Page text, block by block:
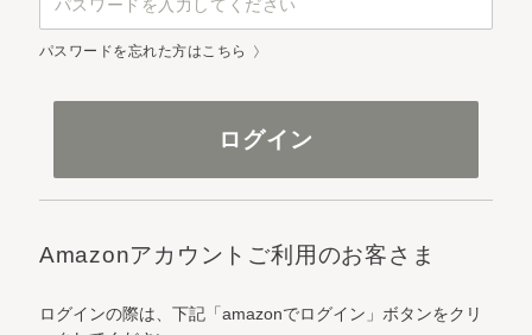
パスワードを忘れた方はこちら
Amazonアカウントご利用のお客さま
ログインの際は、下記「amazonでログイン」ボタンをクリ